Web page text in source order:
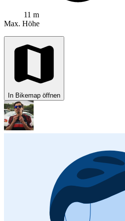
11 m
Max. Höhe
In Bikemap öffnen